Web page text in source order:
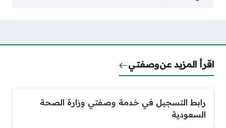
اقرأ المزيد عنوصفتي
رابط التسجيل في خدمة وصفتي وزارة الصحة
السعودية